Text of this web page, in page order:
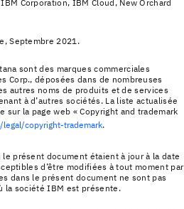
Corporation, IBM Cloud, New Orchard
Septembre 2021.
sont des marques commerciales
Corp., déposées dans de nombreuses
autres noms de produits et de services
à d’autres sociétés. La liste actualisée
sur la page web « Copyright and trademark
legal/copyright-trademark.
présent document étaient à jour à la date
d’être modifiées à tout moment par
dans le présent document ne sont pas
la société IBM est présente.